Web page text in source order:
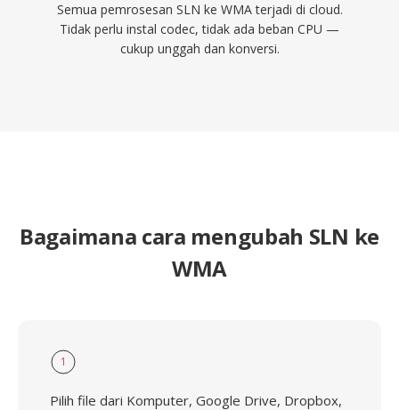
Semua pemrosesan SLN ke WMA terjadi di cloud.
Tidak perlu instal codec, tidak ada beban CPU —
cukup unggah dan konversi.
Bagaimana cara mengubah SLN ke
WMA
1
Pilih file dari Komputer, Google Drive, Dropbox,